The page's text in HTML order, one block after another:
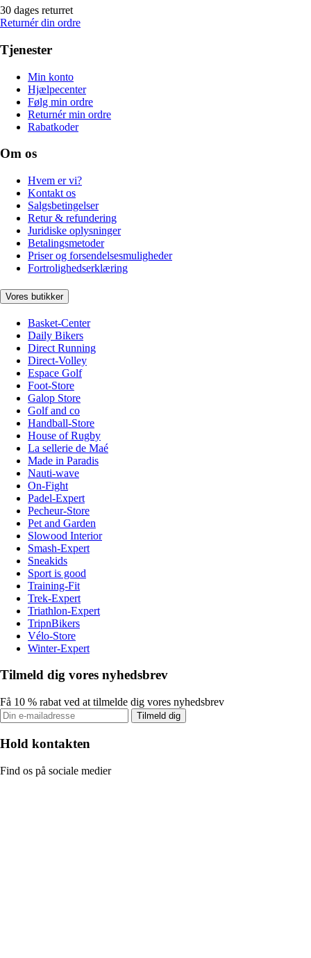
30 dages returret
Returnér din ordre
Tjenester
Min konto
Hjælpecenter
Følg min ordre
Returnér min ordre
Rabatkoder
Om os
Hvem er vi?
Kontakt os
Salgsbetingelser
Retur & refundering
Juridiske oplysninger
Betalingsmetoder
Priser og forsendelsesmuligheder
Fortrolighedserklæring
Vores butikker
Basket-Center
Daily Bikers
Direct Running
Direct-Volley
Espace Golf
Foot-Store
Galop Store
Golf and co
Handball-Store
House of Rugby
La sellerie de Maé
Made in Paradis
Nauti-wave
On-Fight
Padel-Expert
Pecheur-Store
Pet and Garden
Slowood Interior
Smash-Expert
Sneakids
Sport is good
Training-Fit
Trek-Expert
Triathlon-Expert
TripnBikers
Vélo-Store
Winter-Expert
Tilmeld dig vores nyhedsbrev
Få 10 % rabat ved at tilmelde dig vores nyhedsbrev
Tilmeld dig
Hold kontakten
Find os på sociale medier